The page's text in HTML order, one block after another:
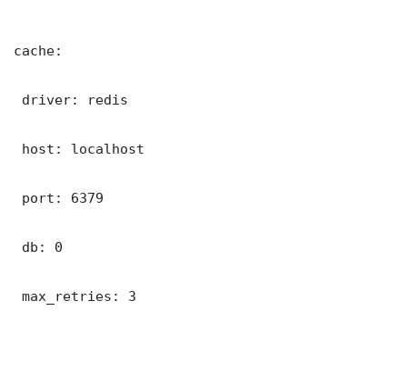
cache:
driver: redis
host: localhost
port: 6379
db: 0
max_retries: 3